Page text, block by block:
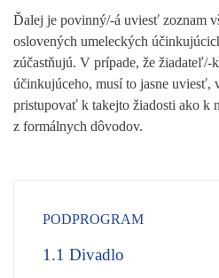
Ďalej je povinný/-á uviesť zoznam
oslovených umeleckých
zúčastňujú. V prípade, že žiadateľ/-
účinkujúceho, musí to jasne uviesť,
pristupovať k takejto žiadosti ako k
z formálnych dôvodov.
PODPROGRAM
1.1 Divadlo